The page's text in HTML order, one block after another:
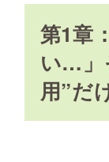
第1章
い…」
用”だ